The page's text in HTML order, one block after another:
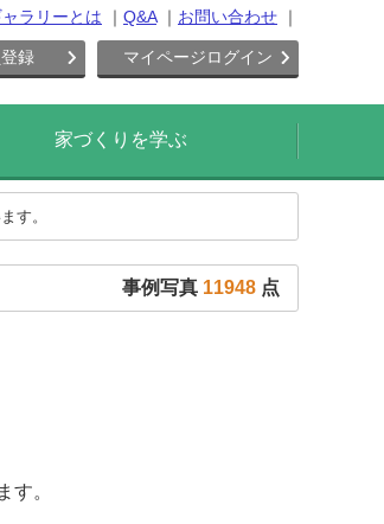
ラリーとは Q&A お問い合わせ
録 マイページログイン
家づくりを学ぶ
す。
事例写真 11948 点
す。